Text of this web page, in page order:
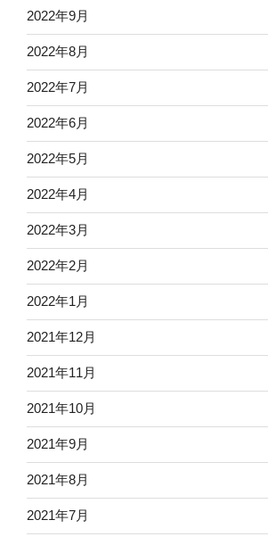
2022年9月
2022年8月
2022年7月
2022年6月
2022年5月
2022年4月
2022年3月
2022年2月
2022年1月
2021年12月
2021年11月
2021年10月
2021年9月
2021年8月
2021年7月